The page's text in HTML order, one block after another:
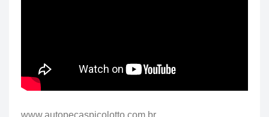
www.autopecaspicolotto.com.br